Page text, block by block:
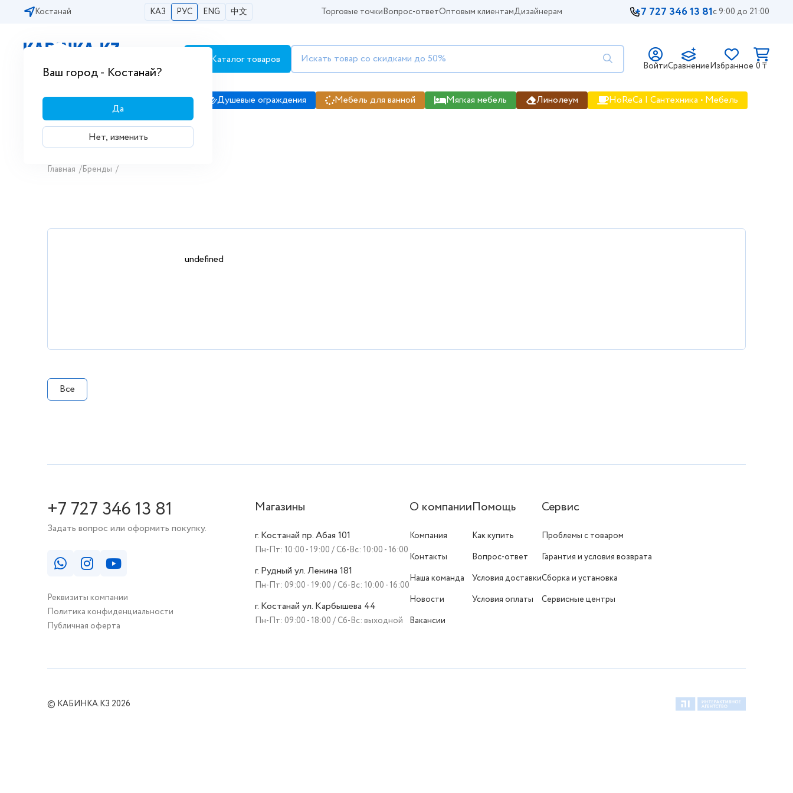
Костанай КАЗ РУС ENG 中文
Ваш город - Костанай?
Да
Нет, изменить
Торговые точкиВопрос-ответОптовым клиентамДизайнерам +7 727 346 13 81с 9:00 до 21:00
Бесплатная доставка по городам РК
Каталог товаров ВойтиСравнениеИзбранное 0 ₸
Сантехника Душевые кабины Душевые ограждения Мебель для ванной Мягкая мебель Линолеум HoReCa | Сантехника • Мебель
Главная /Бренды /
undefined
Все
+7 727 346 13 81
Задать вопрос или оформить покупку.
Реквизиты компании
Политика конфиденциальности
Публичная оферта
Магазины
г. Костанай пр. Абая 101
Пн-Пт: 10:00 - 19:00 / Сб-Вс: 10:00 - 16:00
г. Рудный ул. Ленина 181
Пн-Пт: 09:00 - 19:00 / Сб-Вс: 10:00 - 16:00
г. Костанай ул. Карбышева 44
Пн-Пт: 09:00 - 18:00 / Сб-Вс: выходной
О компании
Компания
Контакты
Наша команда
Новости
Вакансии
Помощь
Как купить
Вопрос-ответ
Условия доставки
Условия оплаты
Сервис
Проблемы с товаром
Гарантия и условия возврата
Сборка и установка
Сервисные центры
© КАБИНКА.КЗ 2026